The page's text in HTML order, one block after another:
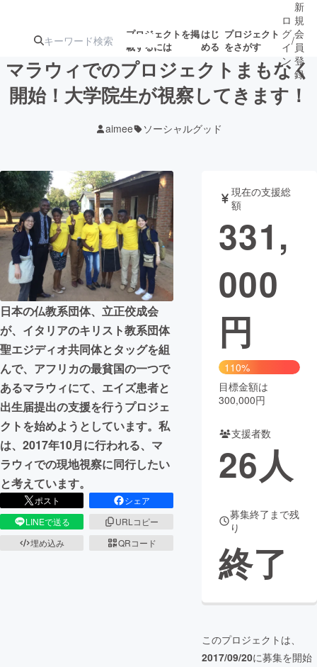
プロジェクトを掲
載するには
はじ
める
プロジェクト
をさがす
ジェクト
ロジェクト
アート・写真 音楽
テクノロジー・ガジェット ゲーム・サ
映像・映画
ビジネス・起業
まちづくり・地域活性化
CAMPFIRE for Social Good
CAMPFIRE Creation
CAMPFIREふるさと納税machi-ya コミュニティ
ロ
グ
イ
ン
/
新
規
会
員
登
録
マラウィでのプロジェクトまもなく
開始！大学院生が視察してきます！
aimee ソーシャルグッド
日本の仏教系団体、立正佼成会
が、イタリアのキリスト教系団体
聖エジディオ共同体とタッグを組
んで、アフリカの最貧国の一つで
あるマラウィにて、エイズ患者と
出生届提出の支援を行うプロジェ
クトを始めようとしています。私
は、2017年10月に行われる、マ
ラウィでの現地視察に同行したい
と考えています。
ポスト
シェア
LINEで送る
URLコピー
埋め込み
QRコード
現在の支援総
額
331,
000
円
110%
目標金額は
300,000円
支援者数
26人
募集終了まで残
り
終了
このプロジェクトは、
2017/09/20に募集を開始